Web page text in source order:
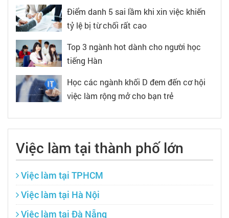
Điểm danh 5 sai lầm khi xin việc khiến
tỷ lệ bị từ chối rất cao
Top 3 ngành hot dành cho người học
tiếng Hàn
Học các ngành khối D đem đến cơ hội
việc làm rộng mở cho bạn trẻ
Việc làm tại thành phố lớn
Việc làm tại TPHCM
Việc làm tại Hà Nội
Việc làm tại Đà Nẵng